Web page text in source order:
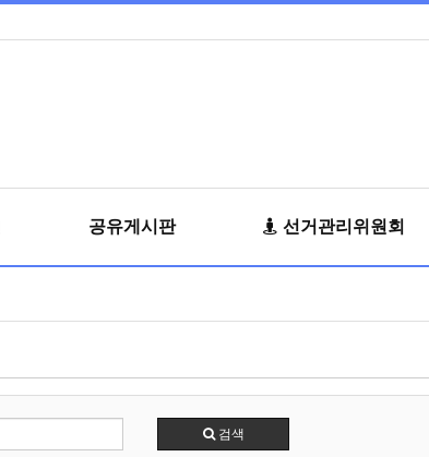
공유게시판 선거관리위원회
검색